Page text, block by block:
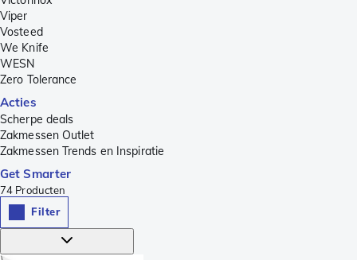
Viper
Vosteed
We Knife
WESN
Zero Tolerance
Acties
Scherpe deals
Zakmessen Outlet
Zakmessen Trends en Inspiratie
Get Smarter
74 Producten
Filter